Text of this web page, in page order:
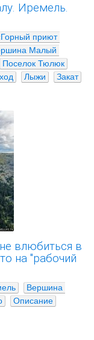
Иремель.
приют
Малый
Поселок Тюлюк
Лыжи
Закат
влюбиться в
на "рабочий
Вершина
Описание